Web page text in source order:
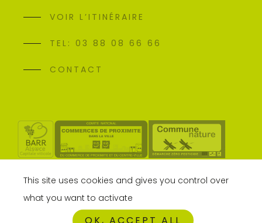
VOIR L’ITINÉRAIRE
TEL: 03 88 08 66 66
CONTACT
This site uses cookies and gives you control over
what you want to activate